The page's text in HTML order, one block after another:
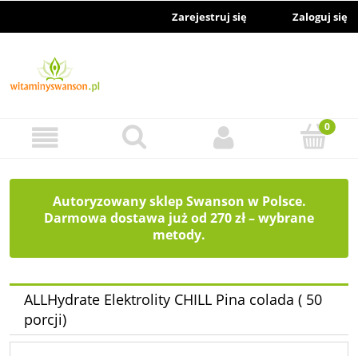
Zarejestruj się Zaloguj się
Autoryzowany sklep Swanson w Polsce.
Darmowa dostawa już od 270 zł – wybrane
metody.
ALLHydrate Elektrolity CHILL Pina colada ( 50
porcji)